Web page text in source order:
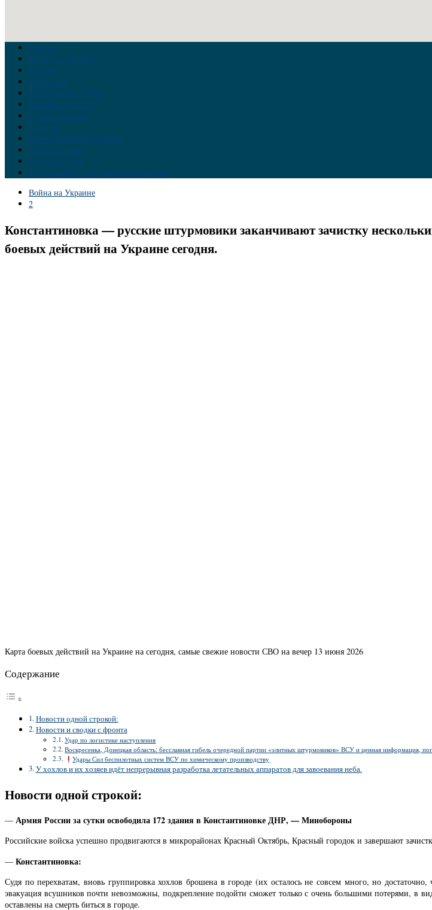
Главная
Война на Украине
Новости
Аналитика
Тайны Геополитики
Российские элиты
Теория заговора
Украина
Новый Мировой Порядок
Тайны истории
Обратная связь
Правила комментирования материалов
Война на Украине
2
Константиновка — русские штурмовики заканчивают зачистку
боевых действий на Украине сегодня.
Карта боевых действий на Украине на сегодня, самые свежие новости СВО на вечер 13 июня 2026
Содержание
Новости одной строкой:
Новости и сводки с фронта
Удар по логистике наступления
Воскресенка, Донецкая область: бесславная гибель очередной партии «элитных штурмовиков» ВСУ и ценная информация,
Удары Сил беспилотных систем ВСУ по химическому производству
У хохлов и их хозяев идёт непрерывная разработка летательных аппаратов для завоевания неба.
Новости одной строкой:
— Армия России за сутки освободила 172 здания в Константиновке ДНР, — Минобороны
Российские войска успешно продвигаются в микрорайонах Красный Октябрь, Красный городок и завершают
— Константиновка:
Судя по перехватам, вновь группировка хохлов брошена в городе (их осталось не совсем много, но
эвакуация всушников почти невозможны, подкрепление подойти сможет только с очень большими потерями, в
оставлены на смерть биться в городе.